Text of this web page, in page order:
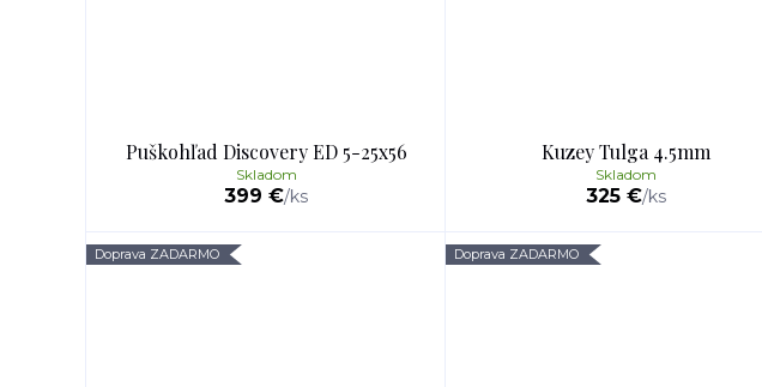
Puškohľad Discovery ED 5-25x56
399 €/ks
Skladom
Kuzey Tulga 4.5mm
325 €/ks
Skladom
Doprava ZADARMO Doprava ZADARMO